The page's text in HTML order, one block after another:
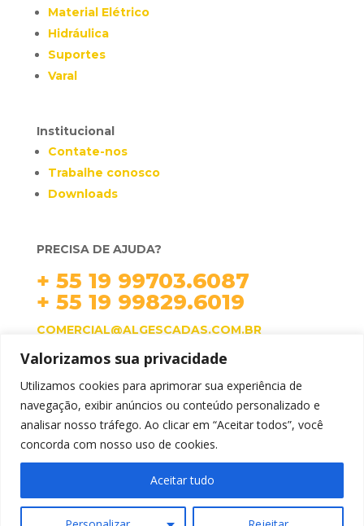
Valorizamos sua privacidade
Utilizamos cookies para aprimorar sua experiência de
navegação, exibir anúncios ou conteúdo personalizado e
analisar nosso tráfego. Ao clicar em “Aceitar todos”, você
concorda com nosso uso de cookies.
Aceitar tudo
Material Elétrico
Hidráulica
Suportes
Varal
Institucional
Contate-nos
Trabalhe conosco
Downloads
PRECISA DE AJUDA?
+ 55 19 99703.6087
+ 55 19 99829.6019
COMERCIAL@ALGESCADAS.COM.BR
HORÁRIO DE ATENDIMENTO:
SEG. À QUI. 07H ÀS 17H.
SEX. 07H ÀS 16H.
SIGA